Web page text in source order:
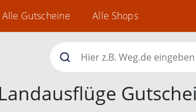
Alle Gutscheine Alle Shops